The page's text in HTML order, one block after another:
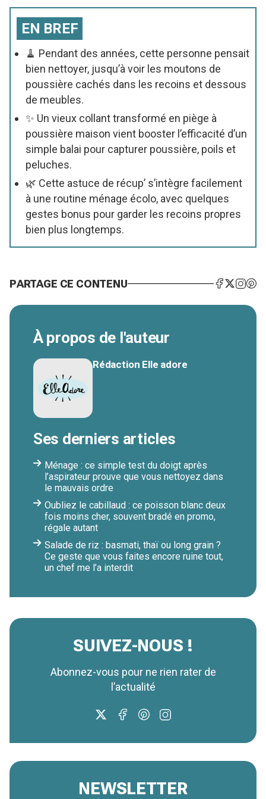
EN BREF
🧹 Pendant des années, cette personne pensait
bien nettoyer, jusqu’à voir les moutons de
poussière cachés dans les recoins et dessous
de meubles.
✨ Un vieux collant transformé en piège à
poussière maison vient booster l’efficacité d’un
simple balai pour capturer poussière, poils et
peluches.
🌿 Cette astuce de récup’ s’intègre facilement
à une routine ménage écolo, avec quelques
gestes bonus pour garder les recoins propres
bien plus longtemps.
PARTAGE CE CONTENU
À propos de l'auteur
Rédaction Elle adore
Ses derniers articles
Ménage : ce simple test du doigt après
l’aspirateur prouve que vous nettoyez dans
le mauvais ordre
Oubliez le cabillaud : ce poisson blanc deux
fois moins cher, souvent bradé en promo,
régale autant
Salade de riz : basmati, thaï ou long grain ?
Ce geste que vous faites encore ruine tout,
un chef me l’a interdit
SUIVEZ-NOUS !
Abonnez-vous pour ne rien rater de
l’actualité
NEWSLETTER